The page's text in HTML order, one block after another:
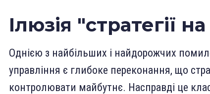
Ілюзія "стратегії
Однією з найбільших і найдорожчих
управління є глибоке переконання, що
контролювати майбутнє. Насправді це